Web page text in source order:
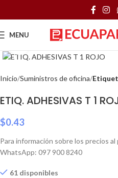
MENU
Click to enlarge
Inicio Suministros de oficina
ETIQ. ADHESIVAS T 1
$0.43
Para información sobre los precios
WhatsApp: 097 900 8240
61 disponibles